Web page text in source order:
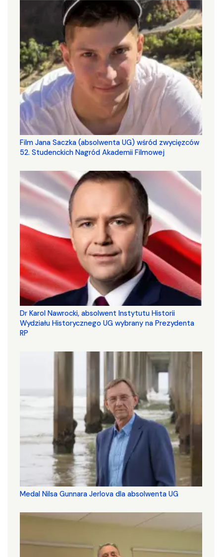
Film Jana Saczka (absolwenta UG) wśród zwycięzców
52. Studenckich Nagród Akademii Filmowej
Dr Karol Nawrocki, absolwent Instytutu Historii
Wydziału Historycznego UG wybrany na Prezydenta
RP
Medal Nilsa Gunnara Jerlova dla absolwenta UG